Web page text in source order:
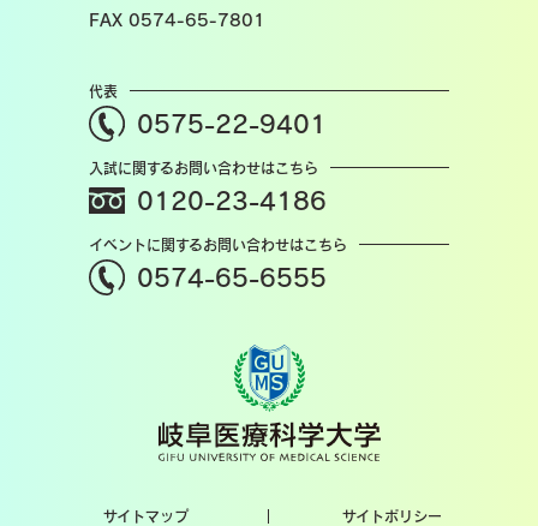
FAX 0574-65-7801
代表
0575-22-9401
入試に関するお問い合わせはこちら
0120-23-4186
イベントに関するお問い合わせはこちら
0574-65-6555
サイトマップ サイトポリシー